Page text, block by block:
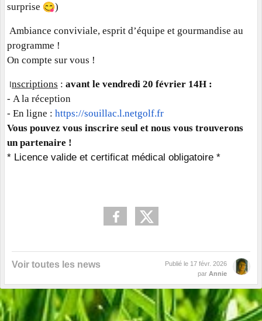
surprise
)
Ambiance conviviale, esprit d’équipe et gourmandise au
programme !
On compte sur vous !
Inscriptions : avant le vendredi 20 février 14H :
- A la réception
- En ligne : https://souillac.l.netgolf.fr
Vous pouvez vous inscrire seul et nous vous trouverons
un partenaire !
* Licence valide et certificat médical obligatoire *
Voir toutes les news Publié le 17 févr. 2026
par Annie